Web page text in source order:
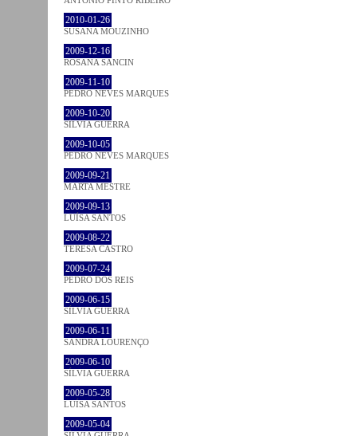
2010-01-26
SUSANA MOUZINHO
2009-12-16
ROSANA SANCIN
2009-11-10
PEDRO NEVES MARQUES
2009-10-20
SÍLVIA GUERRA
2009-10-05
PEDRO NEVES MARQUES
2009-09-21
MARTA MESTRE
2009-09-13
LUÍSA SANTOS
2009-08-22
TERESA CASTRO
2009-07-24
PEDRO DOS REIS
2009-06-15
SÍLVIA GUERRA
2009-06-11
SANDRA LOURENÇO
2009-06-10
SÍLVIA GUERRA
2009-05-28
LUÍSA SANTOS
2009-05-04